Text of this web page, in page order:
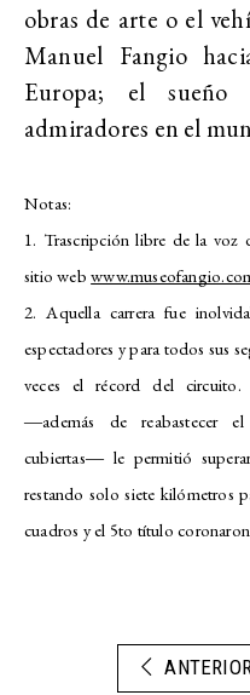
obras de arte o el
Manuel Fangio
Europa; el
admiradores en el
Notas:
1. Trascripción libre de la voz
sitio web
2. Aquella carrera fue
espectadores y para todos sus
veces el récord del circuito.
―además de reabastecer
cubiertas― le permitió
restando solo siete kilómetros
cuadros y el 5to título